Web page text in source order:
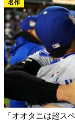
名作
「オオタニは超ス